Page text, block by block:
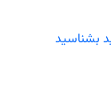
بشناسید